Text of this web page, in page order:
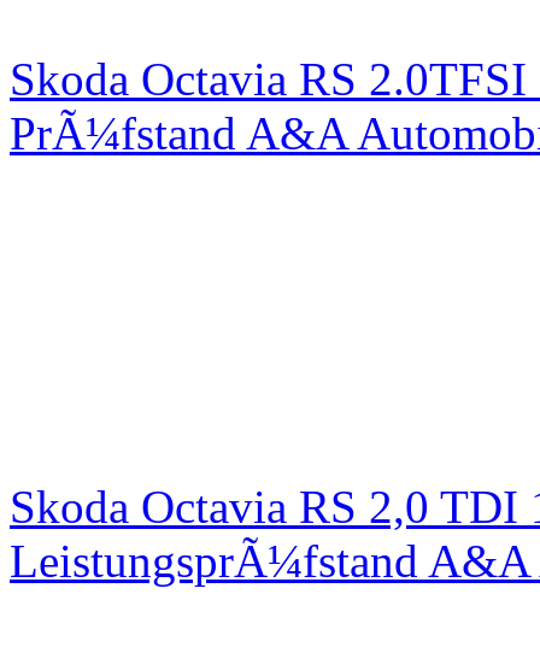
Skoda Octavia RS
PrÃ¼fstand A&A
Skoda Octavia RS 2,0
LeistungsprÃ¼fstand